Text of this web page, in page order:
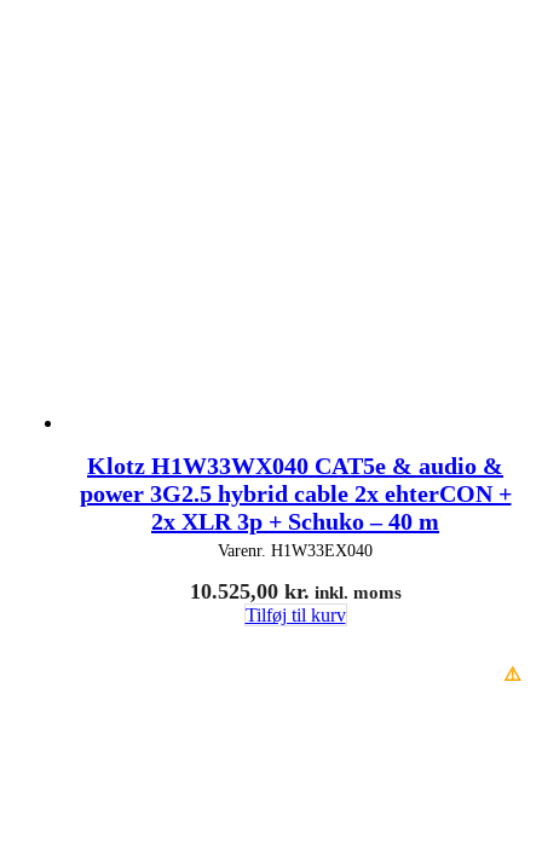
Klotz H1W33WX040 CAT5e & audio &
power 3G2.5 hybrid cable 2x ehterCON +
2x XLR 3p + Schuko – 40 m
Varenr. H1W33EX040
10.525,00 kr. inkl. moms
Tilføj til kurv
⚠️